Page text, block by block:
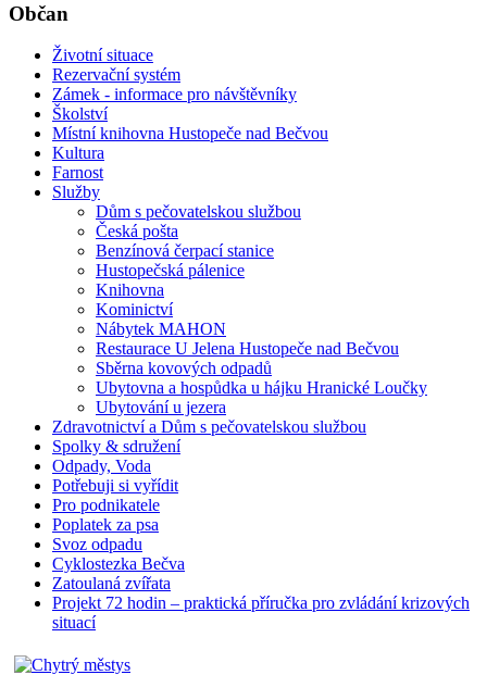
Občan
Životní situace
Rezervační systém
Zámek - informace pro návštěvníky
Školství
Místní knihovna Hustopeče nad Bečvou
Kultura
Farnost
Služby
Dům s pečovatelskou službou
Česká pošta
Benzínová čerpací stanice
Hustopečská pálenice
Knihovna
Kominictví
Nábytek MAHON
Restaurace U Jelena Hustopeče nad Bečvou
Sběrna kovových odpadů
Ubytovna a hospůdka u hájku Hranické Loučky
Ubytování u jezera
Zdravotnictví a Dům s pečovatelskou službou
Spolky & sdružení
Odpady, Voda
Potřebuji si vyřídit
Pro podnikatele
Poplatek za psa
Svoz odpadu
Cyklostezka Bečva
Zatoulaná zvířata
Projekt 72 hodin – praktická příručka pro zvládání krizových
situací